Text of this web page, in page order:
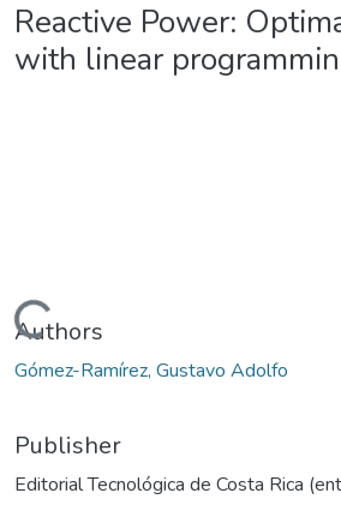
Reactive Power:
with linear
Loading...
Authors
Gómez-Ramírez, Gustavo Adolfo
Publisher
Editorial Tecnológica de Costa Rica